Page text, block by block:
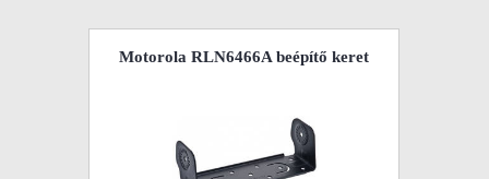
Motorola RLN6466A beépítő keret